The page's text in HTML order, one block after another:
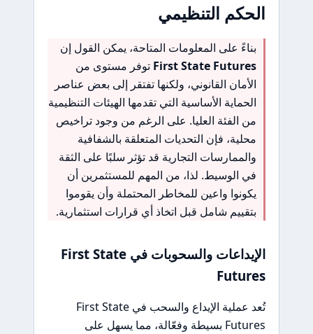
الحكم التنظيمي
بناءً على المعلومات المتاحة، يمكن القول إن
First State Futures توفر مستوى من
الأمان القانوني، ولكنها تفتقر إلى بعض عناصر
الحماية الأساسية التي تقدمها الهيئات التنظيمية
من الفئة العليا. على الرغم من وجود تراخيص
محلية، فإن التحديات المتعلقة بالشفافية
والممارسات التجارية قد تؤثر سلبًا على الثقة
في الوسيط. لذا، من المهم للمستثمرين أن
يكونوا واعين للمخاطر المحتملة وأن يقوموا
بتقييم شامل قبل اتخاذ أي قرارات استثمارية.
الإيداعات والسحوبات في First State
Futures
تُعد عملية الإيداع والسحب في First State
Futures بسيطة وفعّالة، مما يسهل على